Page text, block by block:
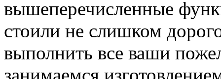
вышеперечисленные
стоили не слишком
выполнить все ваши